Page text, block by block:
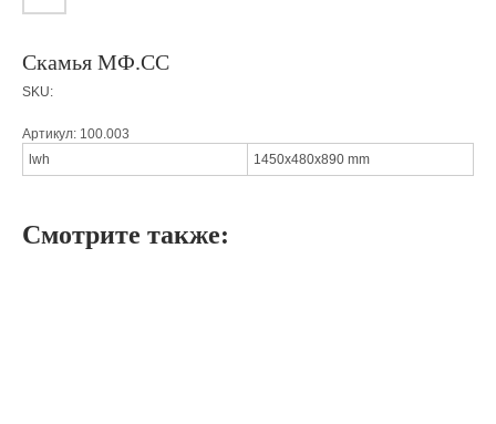
Скамья МФ.СС
SKU:
Артикул: 100.003
lwh
1450x480x890 mm
Смотрите также: